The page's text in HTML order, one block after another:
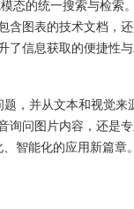
图表的技术文档，
信息获取的便捷性与
问图片内容，还是
智能化的应用新篇章。